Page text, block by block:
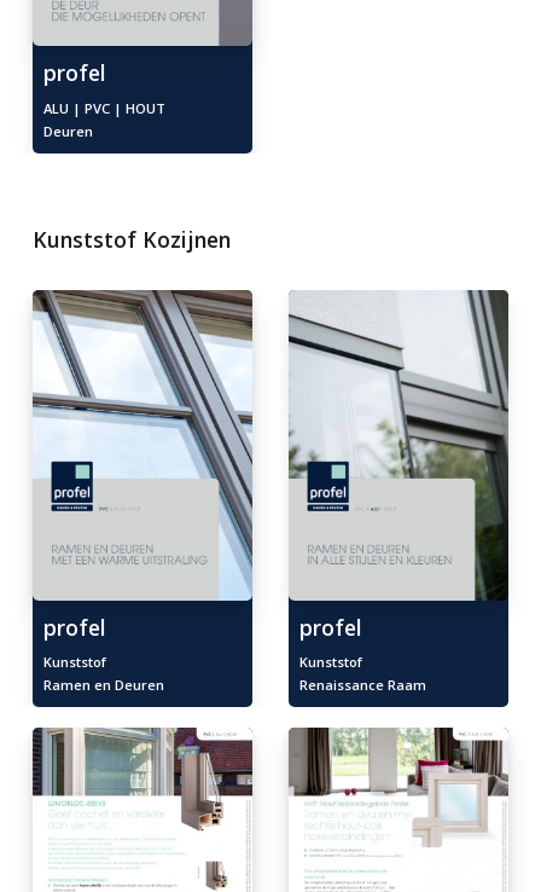
profel
ALU | PVC | HOUT
Deuren
Kunststof Kozijnen
profel
Kunststof
Ramen en Deuren
profel
Kunststof
Renaissance Raam